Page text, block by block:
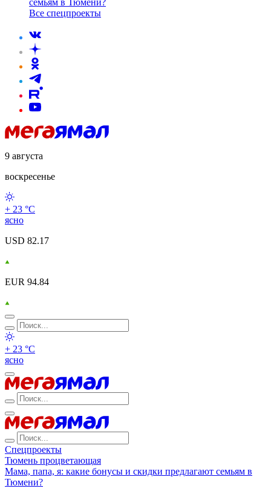
Все спецпроекты
9 августа
воскресенье
+ 23 °С
ясно
USD 82.17
EUR 94.84
+ 23 °С
ясно
Спецпроекты
Тюмень процветающая
Мама, папа, я: какие бонусы и скидки предлагают семьям в
Тюмени?